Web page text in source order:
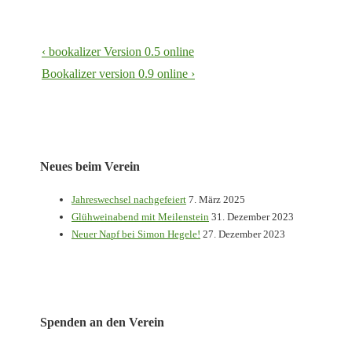
Beitragsnavigation
Vorheriger
Beitrag
‹ bookalizer Version 0.5 online
Nächster
Bookalizer version 0.9 online ›
Neues beim Verein
Jahreswechsel nachgefeiert 7. März 2025
Glühweinabend mit Meilenstein 31. Dezember 2023
Neuer Napf bei Simon Hegele! 27. Dezember 2023
Spenden an den Verein